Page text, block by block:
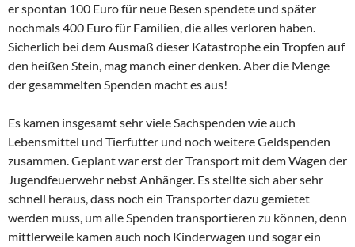
er spontan 100 Euro für neue Besen spendete und später
nochmals 400 Euro für Familien, die alles verloren haben.
Sicherlich bei dem Ausmaß dieser Katastrophe ein Tropfen auf
den heißen Stein, mag manch einer denken. Aber die Menge
der gesammelten Spenden macht es aus!
Es kamen insgesamt sehr viele Sachspenden wie auch
Lebensmittel und Tierfutter und noch weitere Geldspenden
zusammen. Geplant war erst der Transport mit dem Wagen der
Jugendfeuerwehr nebst Anhänger. Es stellte sich aber sehr
schnell heraus, dass noch ein Transporter dazu gemietet
werden muss, um alle Spenden transportieren zu können, denn
mittlerweile kamen auch noch Kinderwagen und sogar ein